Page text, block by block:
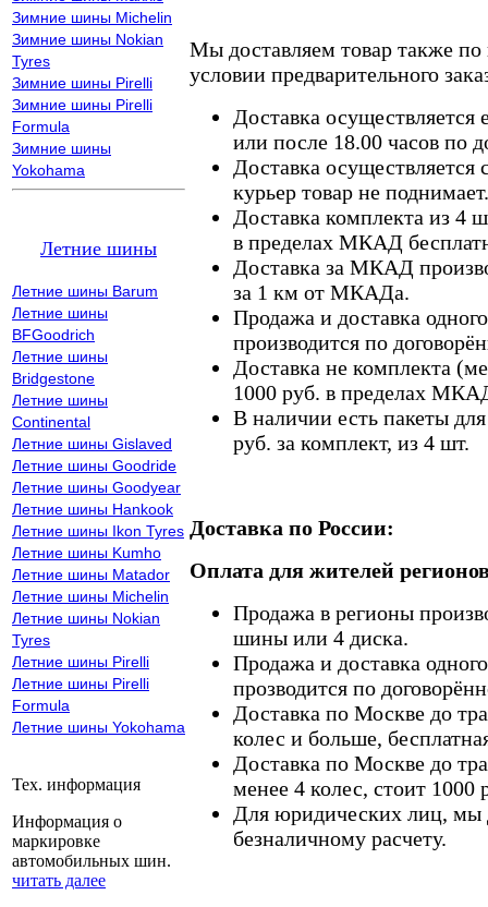
Зимние шины Michelin
Зимние шины Nokian
Tyres
Зимние шины Pirelli
Зимние шины Pirelli
Formula
Зимние шины
Yokohama
Летние шины
Летние шины Barum
Летние шины
BFGoodrich
Летние шины
Bridgestone
Летние шины
Continental
Летние шины Gislaved
Летние шины Goodride
Летние шины Goodyear
Летние шины Hankook
Летние шины Ikon Tyres
Летние шины Kumho
Летние шины Matador
Летние шины Michelin
Летние шины Nokian
Tyres
Летние шины Pirelli
Летние шины Pirelli
Formula
Летние шины Yokohama
Тех. информация
Информация о
маркировке
автомобильных шин.
читать далее
Мы доставляем товар также
условии предварительного
Доставка осуществляется
или после 18.00 часов по
Доставка осуществляется
курьер товар не поднимает.
Доставка комплекта из 4
в пределах МКАД
Доставка за МКАД
за 1 км от МКАДа.
Продажа и доставка
производится по
Доставка не комплекта
1000 руб. в пределах
В наличии есть пакеты
руб. за комплект, из 4 шт.
Доставка по России:
Оплата для жителей
Продажа в регионы
шины или 4 диска.
Продажа и доставка
прозводится по
Доставка по Москве до
колес и больше,
Доставка по Москве до
менее 4 колес, стоит 1000
Для юридических лиц, мы
безналичному расчету.